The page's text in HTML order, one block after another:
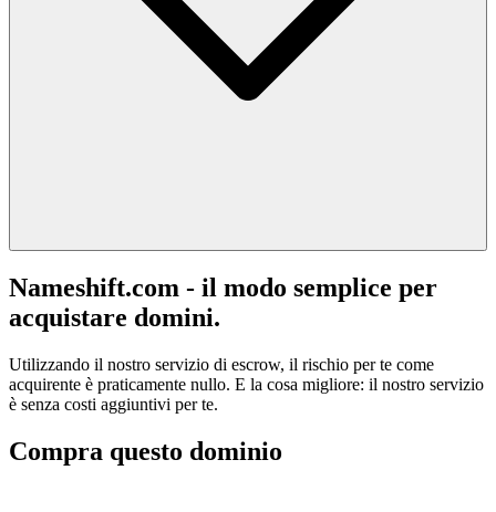
Nameshift.com - il modo semplice per
acquistare domini.
Utilizzando il nostro servizio di escrow, il rischio per te come
acquirente è praticamente nullo. E la cosa migliore: il nostro servizio
è senza costi aggiuntivi per te.
Compra questo dominio